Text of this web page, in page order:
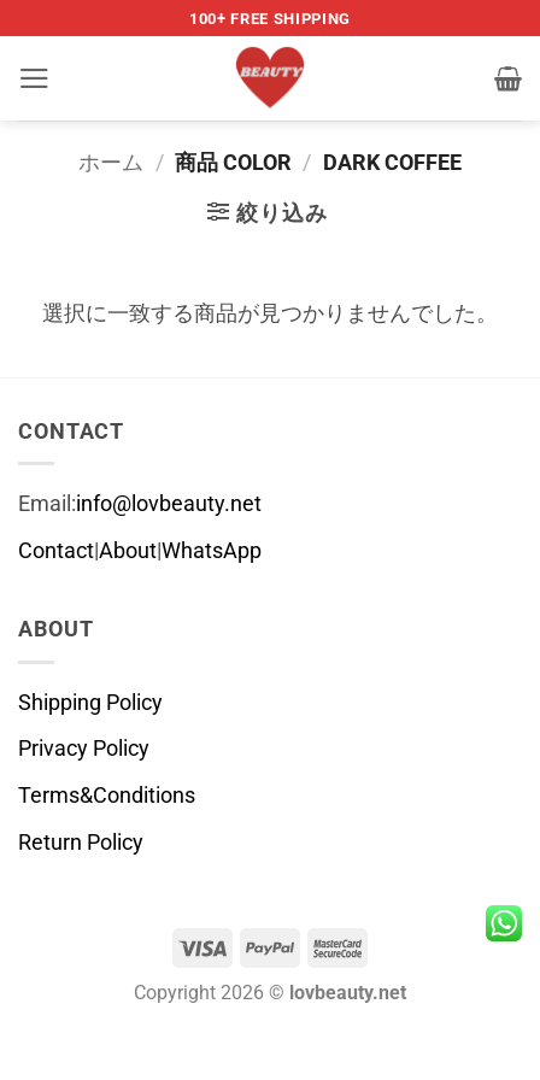
content
100+ FREE SHIPPING
ホーム / 商品 COLOR / DARK COFFEE
絞り込み
選択に一致する商品が見つかりませんでした。
CONTACT
Email:info@lovbeauty.net
Contact|About|WhatsApp
ABOUT
Shipping Policy
Privacy Policy
Terms&Conditions
Return Policy
Visa PayPal MasterCard
Copyright 2026 © lovbeauty.net